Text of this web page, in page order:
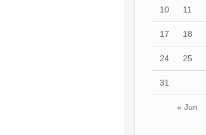
« Jun
10 11
17 18
24 25
31